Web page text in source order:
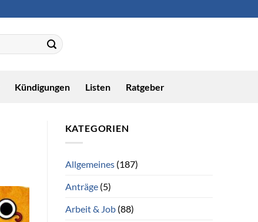
Kündigungen Listen Ratgeber
KATEGORIEN
Allgemeines(187)
Anträge(5)
Arbeit & Job(88)